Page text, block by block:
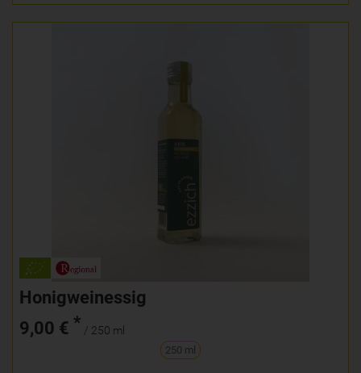
Honigweinessig
9,00 € * / 250 ml
250 ml